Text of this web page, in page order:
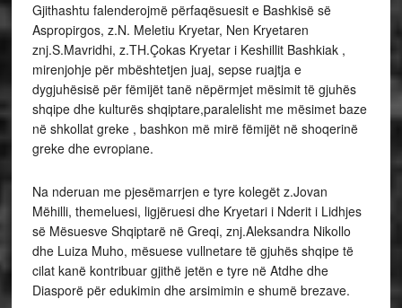
Gjithashtu falenderojmë përfaqësuesit e Bashkisë së
Aspropirgos, z.N. Meletiu Kryetar, Nen Kryetaren
znj.S.Mavridhi, z.TH.Çokas Kryetar i Keshillit Bashkiak ,
mirenjohje për mbështetjen juaj, sepse ruajtja e
dygjuhësisë për fëmijët tanë nëpërmjet mësimit të gjuhës
shqipe dhe kulturës shqiptare,paralelisht me mësimet baze
në shkollat greke , bashkon më mirë fëmijët në shoqerinë
greke dhe evropiane.
Na nderuan me pjesëmarrjen e tyre kolegët z.Jovan
Mëhilli, themeluesi, ligjëruesi dhe Kryetari i Nderit i Lidhjes
së Mësuesve Shqiptarë në Greqi, znj.Aleksandra Nikollo
dhe Luiza Muho, mësuese vullnetare të gjuhës shqipe të
cilat kanë kontribuar gjithë jetën e tyre në Atdhe dhe
Diasporë për edukimin dhe arsimimin e shumë brezave.